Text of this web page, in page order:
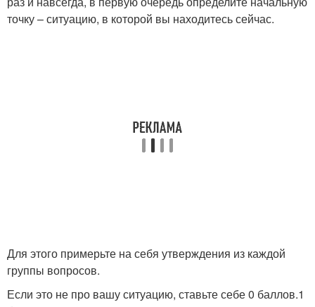
точку – ситуацию, в которой вы находитесь сейчас.
Для этого примерьте на себя утверждения из каждой
группы вопросов.
Если это не про вашу ситуацию, ставьте себе 0 баллов.1